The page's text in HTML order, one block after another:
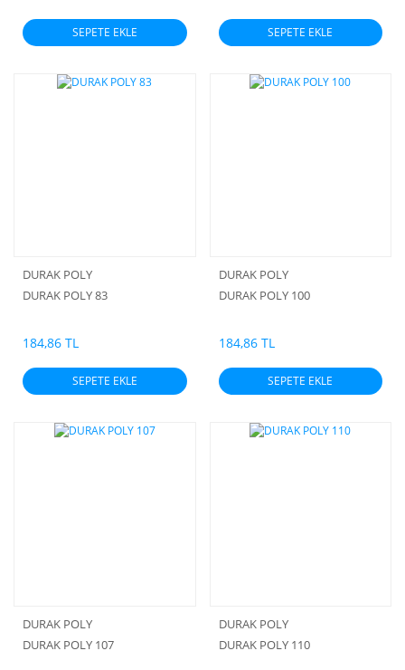
SEPETE EKLE SEPETE EKLE
DURAK POLY
DURAK POLY 83
184,86 TL
SEPETE EKLE
DURAK POLY
DURAK POLY 100
184,86 TL
SEPETE EKLE
DURAK POLY
DURAK POLY 107
DURAK POLY
DURAK POLY 110